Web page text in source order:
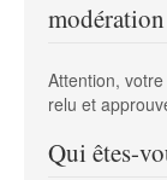
Attention,
relu et
Qui êtes-